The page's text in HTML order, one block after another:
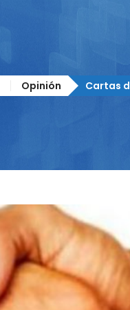
Opinión Cartas